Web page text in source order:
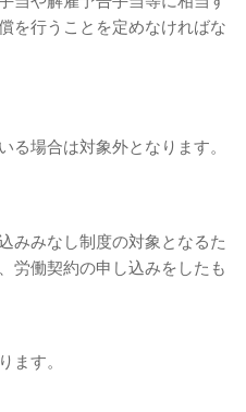
を行うことを定めなければな
る場合は対象外となります。
みみなし制度の対象となるた
労働契約の申し込みをしたも
ます。